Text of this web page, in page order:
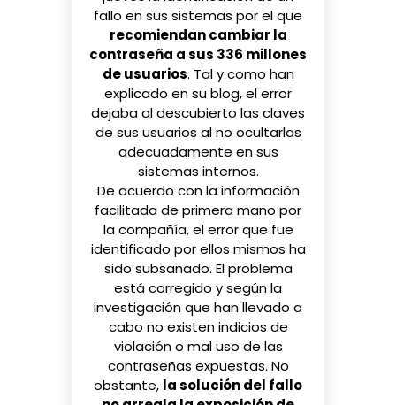
fallo en sus sistemas por el que
recomiendan cambiar la
contraseña a sus 336 millones
de usuarios. Tal y como han
explicado en su blog, el error
dejaba al descubierto las claves
de sus usuarios al no ocultarlas
adecuadamente en sus
sistemas internos.
De acuerdo con la información
facilitada de primera mano por
la compañía, el error que fue
identificado por ellos mismos ha
sido subsanado. El problema
está corregido y según la
investigación que han llevado a
cabo no existen indicios de
violación o mal uso de las
contraseñas expuestas. No
obstante, la solución del fallo